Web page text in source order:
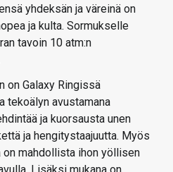
yhdeksän ja väreinä on
ja kulta. Sormukselle
tavoin 10 atm:n
on Galaxy Ringissä
tekoälyn avustamana
ja kuorsausta unen
ja hengitystaajuutta. Myös
mahdollista ihon yöllisen